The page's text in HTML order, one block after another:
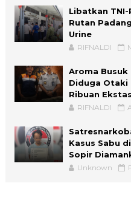
Libatkan TNI-
Rutan
Urine
RIFNALDI
Aroma Busuk
Diduga Otaki
Ribuan
RIFNALDI
Kasus Sabu
Sopir
Unknown